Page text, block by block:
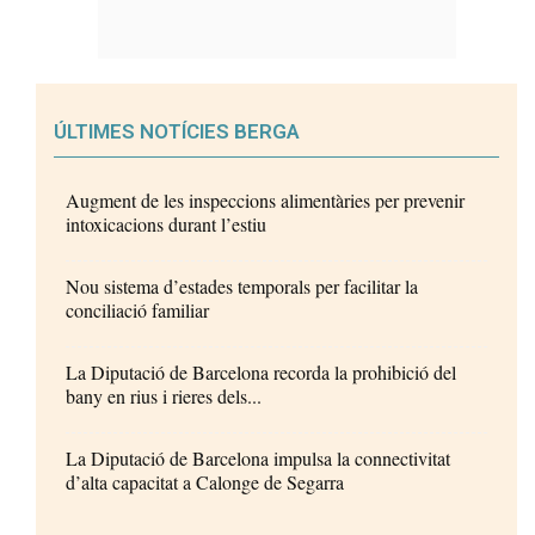
ÚLTIMES NOTÍCIES BERGA
Augment de les inspeccions alimentàries per prevenir
intoxicacions durant l’estiu
Nou sistema d’estades temporals per facilitar la
conciliació familiar
La Diputació de Barcelona recorda la prohibició del
bany en rius i rieres dels...
La Diputació de Barcelona impulsa la connectivitat
d’alta capacitat a Calonge de Segarra